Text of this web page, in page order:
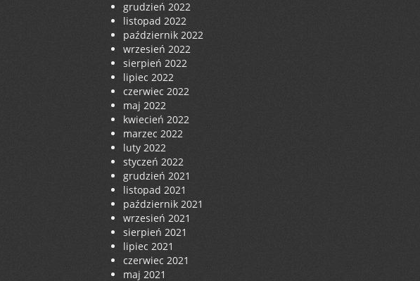
grudzień 2022
listopad 2022
październik 2022
wrzesień 2022
sierpień 2022
lipiec 2022
czerwiec 2022
maj 2022
kwiecień 2022
marzec 2022
luty 2022
styczeń 2022
grudzień 2021
listopad 2021
październik 2021
wrzesień 2021
sierpień 2021
lipiec 2021
czerwiec 2021
maj 2021